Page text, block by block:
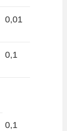
0,01
0,1
0,1